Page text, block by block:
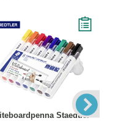
Staedtler